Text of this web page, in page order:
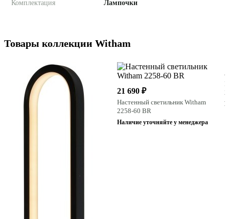
Комплектация Лампочки
Товары коллекции Witham
21 690 ₽
Настенный светильник Witham
2258-60 BR
Наличие уточняйте у менеджера